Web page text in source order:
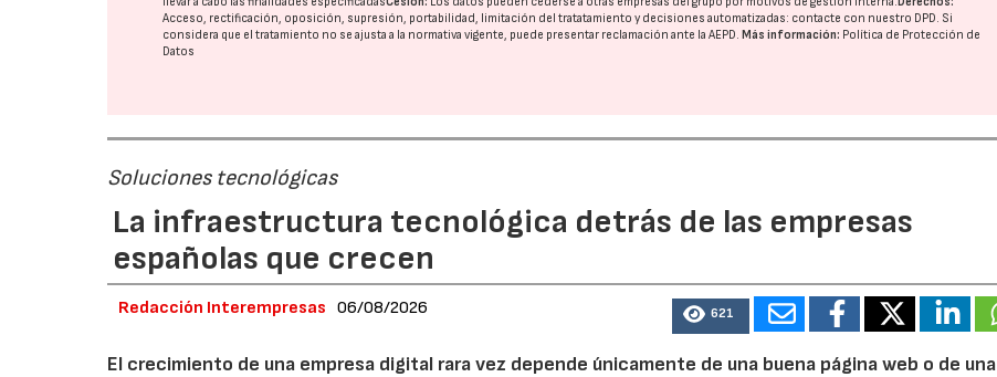
Acceso, rectificación, oposición, supresión, portabilidad, limitación del tratatamiento y decisiones automatizadas: contacte con nuestro DPD. Si
considera que el tratamiento no se ajusta a la normativa vigente, puede presentar reclamación ante laAEPD. Más información: Política de Protección de
Datos
Soluciones tecnológicas
La infraestructura tecnológica detrás de las empresas
españolas que crecen
Redacción Interempresas 06/08/2026 621
El crecimiento de una empresa digital rara vez depende únicamente de una buena página web o de una